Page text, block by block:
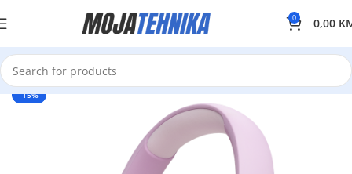
0 0,00
-15%